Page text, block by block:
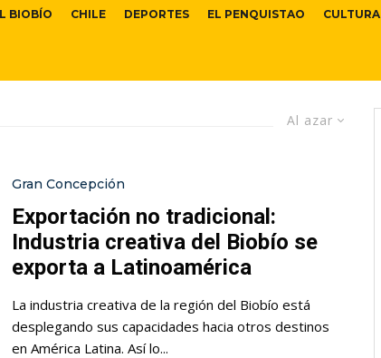
BIOBÍO CHILE DEPORTES EL PENQUISTAO CULTURA
Al azar
Gran Concepción
Exportación no tradicional:
Industria creativa del Biobío se
exporta a Latinoamérica
La industria creativa de la región del Biobío está
desplegando sus capacidades hacia otros destinos
en América Latina. Así lo...